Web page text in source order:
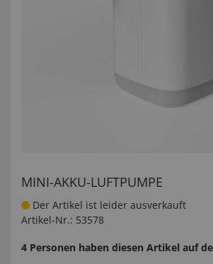
MINI-AKKU-LUFTPUMPE
Der Artikel ist leider ausverkauft
Artikel-Nr.: 53578
4 Personen haben diesen Artikel auf